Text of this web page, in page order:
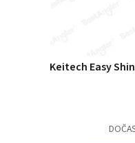
Keitech Easy